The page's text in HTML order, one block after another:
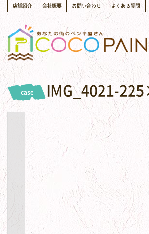
店舗紹介 会社概要 お問い合わせ よくある質問
case IMG_4021-